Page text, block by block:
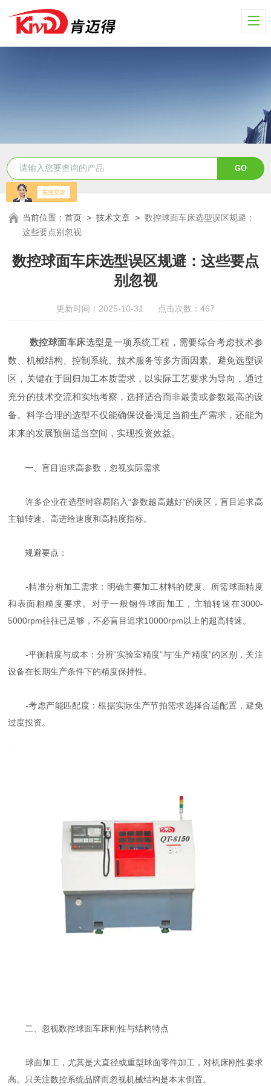
当前位置：首页 >技术文章 >数控球面车床选型误区规避：
这些要点别忽视
数控球面车床选型误区规避：这些要点
别忽视
更新时间：2025-10-31 点击次数：467
数控球面车床选型是一项系统工程，需要综合考虑技术参
数、机械结构、控制系统、技术服务等多方面因素。避免选型误
区，关键在于回归加工本质需求，以实际工艺要求为导向，通过
充分的技术交流和实地考察，选择适合而非最贵或参数最高的设
备。科学合理的选型不仅能确保设备满足当前生产需求，还能为
未来的发展预留适当空间，实现投资效益。
一、盲目追求高参数，忽视实际需求
许多企业在选型时容易陷入“参数越高越好”的误区，盲目追求高
主轴转速、高进给速度和高精度指标。
规避要点：
-精准分析加工需求：明确主要加工材料的硬度、所需球面精度
和表面粗糙度要求。对于一般钢件球面加工，主轴转速在3000-
5000rpm往往已足够，不必盲目追求10000rpm以上的超高转速。
-平衡精度与成本：分辨“实验室精度”与“生产精度”的区别，关注
设备在长期生产条件下的精度保持性。
-考虑产能匹配度：根据实际生产节拍需求选择合适配置，避免
过度投资。
二、忽视数控球面车床刚性与结构特点
球面加工，尤其是大直径或重型球面零件加工，对机床刚性要求
高。只关注数控系统品牌而忽视机械结构是本末倒置。